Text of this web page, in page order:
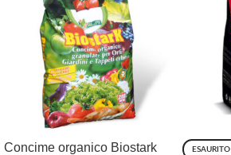
Concime organico Biostark ESAURITO